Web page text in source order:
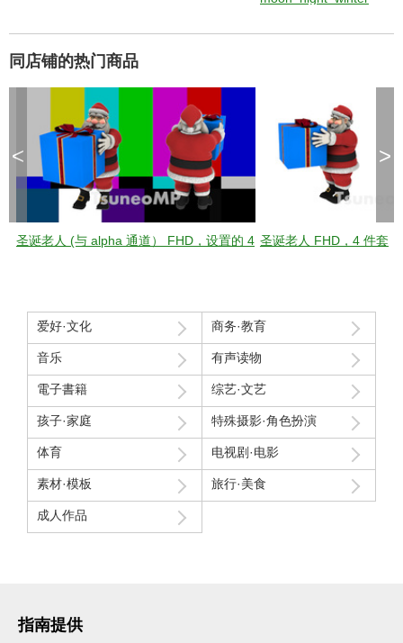
同店铺的热门商品
圣诞老人 (与 alpha 通道） FHD，设置的 4 圣诞老人 FHD，4 件套
< >
爱好·文化 商务·教育
音乐 有声读物
電子書籍 综艺·文艺
孩子·家庭 特殊摄影·角色扮演
体育 电视剧·电影
素材·模板 旅行·美食
成人作品
指南提供